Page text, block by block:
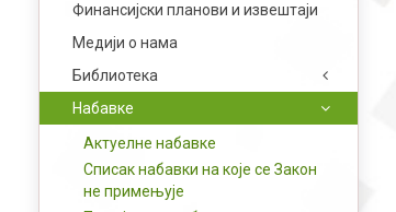
Финансијски планови и извештаји
Медији о нама
Библиотека
Набавке
Актуелне набавке
Списак набавки на које се Закон
не примењује